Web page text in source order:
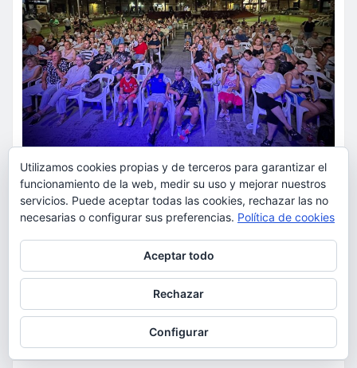
ACTUALIDAD CULTURA FIESTAS OCIO
Tributos, copla, magia y tres
sesiones de cine marcará el
segundo fin de semana de ‘A la
Lluna de Torrent’
torrent al dia Ago 6, 2026
Utilizamos cookies propias y de terceros para garantizar el
funcionamiento de la web, medir su uso y mejorar nuestros
servicios. Puede aceptar todas las cookies, rechazar las no
necesarias o configurar sus preferencias. Política de cookies
Aceptar todo
Rechazar
Configurar
Para obtener más información, incluido cómo gestionar las cookies,